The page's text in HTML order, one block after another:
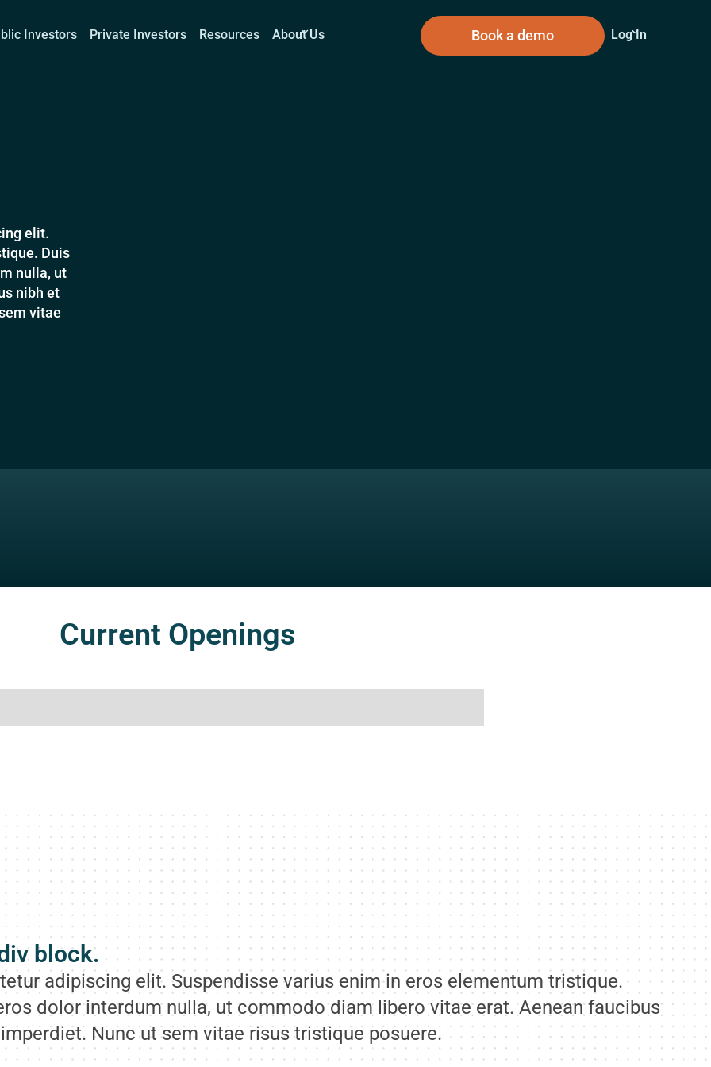
Investors Private Investors Resources About Us Book a demo Log In
elit.
Duis
nulla, ut
nibh et
vitae
Current Openings
block.
adipiscing elit. Suspendisse varius enim in eros elementum tristique.
dolor interdum nulla, ut commodo diam libero vitae erat. Aenean faucibus
Nunc ut sem vitae risus tristique posuere.